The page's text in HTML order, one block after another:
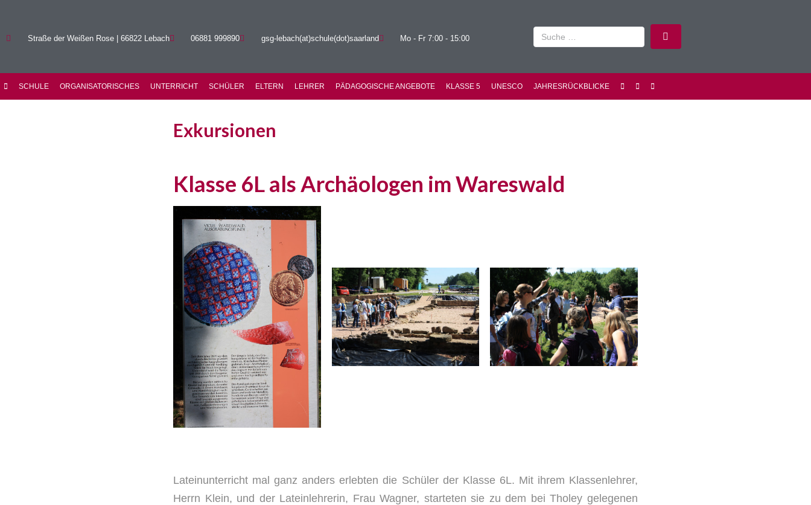
Straße der Weißen Rose | 66822 Lebach 06881 999890 gsg-lebach(at)schule(dot)saarland Mo - Fr 7:00 - 15:00
SCHULE ORGANISATORISCHES UNTERRICHT SCHÜLER ELTERN LEHRER PÄDAGOGISCHE ANGEBOTE KLASSE 5 UNESCO JAHRESRÜCKBLICKE
Exkursionen
Klasse 6L als Archäologen im Wareswald
Lateinunterricht mal ganz anders erlebten die Schüler der Klasse 6L. Mit ihrem Klassenlehrer,
Herrn Klein, und der Lateinlehrerin, Frau Wagner, starteten sie zu dem bei Tholey gelegenen